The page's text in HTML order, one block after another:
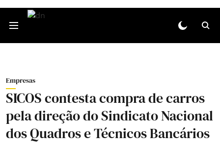
Empresas
SICOS contesta compra de carros
pela direção do Sindicato Nacional
dos Quadros e Técnicos Bancários